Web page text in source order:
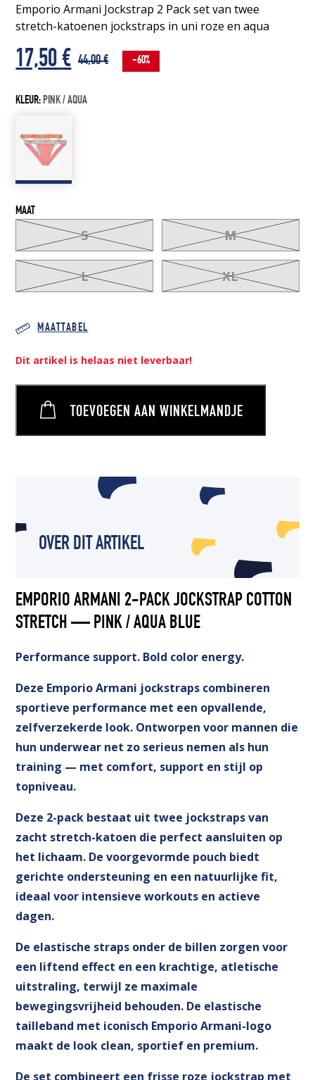
Emporio Armani Jockstrap 2 Pack set van twee
stretch-katoenen jockstraps in uni roze en aqua
44,00€
Oorspronkelijke
prijs
44,00 €.
17,50€
Huidige
prijs
17,50 €.
-60%
KLEUR:PINK / AQUA
MAAT
S M
L XL
MAATTABEL
Dit artikel is helaas niet leverbaar!
TOEVOEGEN AAN WINKELMANDJE
OVER DIT ARTIKEL
EMPORIO ARMANI 2-PACK JOCKSTRAP COTTON
STRETCH — PINK / AQUA BLUE
Performance support. Bold color energy.
Deze Emporio Armani jockstraps combineren
sportieve performance met een opvallende,
zelfverzekerde look. Ontworpen voor mannen die
hun underwear net zo serieus nemen als hun
training — met comfort, support en stijl op
topniveau.
Deze 2-pack bestaat uit twee jockstraps van
zacht stretch-katoen die perfect aansluiten op
het lichaam. De voorgevormde pouch biedt
gerichte ondersteuning en een natuurlijke fit,
ideaal voor intensieve workouts en actieve
dagen.
De elastische straps onder de billen zorgen voor
een liftend effect en een krachtige, atletische
uitstraling, terwijl ze maximale
bewegingsvrijheid behouden. De elastische
tailleband met iconisch Emporio Armani-logo
maakt de look clean, sportief en premium.
De set combineert een frisse roze jockstrap met